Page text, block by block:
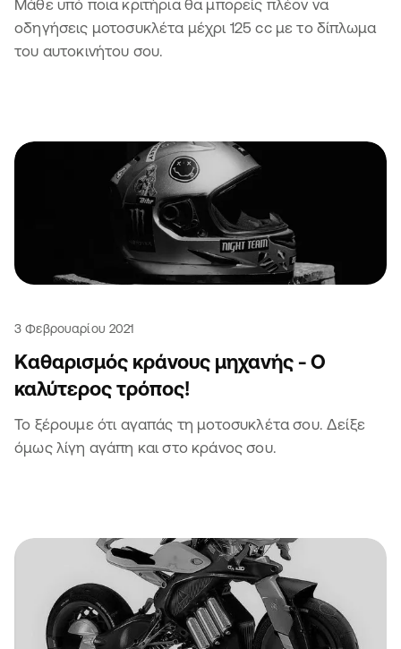
Μάθε υπό ποια κριτήρια θα μπορείς πλέον να
οδηγήσεις μοτοσυκλέτα μέχρι 125 cc με το δίπλωμα
του αυτοκινήτου σου.
3 Φεβρουαρίου 2021
Καθαρισμός κράνους μηχανής - Ο
καλύτερος τρόπος!
Το ξέρουμε ότι αγαπάς τη μοτοσυκλέτα σου. Δείξε
όμως λίγη αγάπη και στο κράνος σου.